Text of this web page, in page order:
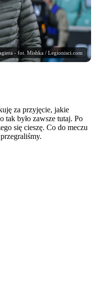
- fot. Mishka / Legionisci.com
za przyjęcie, jakie
tak było zawsze tutaj. Po
się cieszę. Co do meczu